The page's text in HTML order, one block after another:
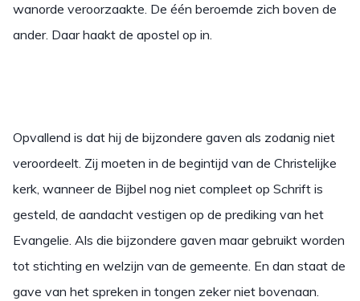
wanorde veroorzaakte. De één beroemde zich boven de
ander. Daar haakt de apostel op in.
Opvallend is dat hij de bijzondere gaven als zodanig niet
veroordeelt. Zij moeten in de begintijd van de Christelijke
kerk, wanneer de Bijbel nog niet compleet op Schrift is
gesteld, de aandacht vestigen op de prediking van het
Evangelie. Als die bijzondere gaven maar gebruikt worden
tot stichting en welzijn van de gemeente. En dan staat de
gave van het spreken in tongen zeker niet bovenaan.